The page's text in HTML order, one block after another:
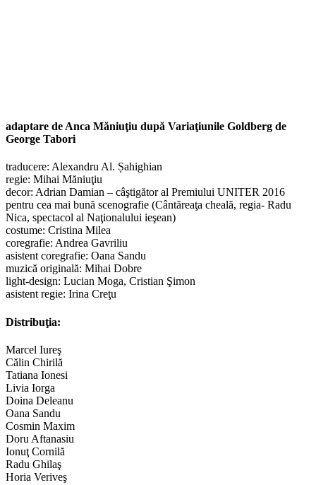
adaptare de Anca Măniuţiu după Variaţiunile Goldberg de
George Tabori
traducere: Alexandru Al. Șahighian
regie: Mihai Măniuţiu
decor: Adrian Damian – câştigător al Premiului UNITER 2016
pentru cea mai bună scenografie (Cântăreaţa cheală, regia- Radu
Nica, spectacol al Naţionalului ieşean)
costume: Cristina Milea
coregrafie: Andrea Gavriliu
asistent coregrafie: Oana Sandu
muzică originală: Mihai Dobre
light-design: Lucian Moga, Cristian Şimon
asistent regie: Irina Creţu
Distribuţia:
Marcel Iureş
Călin Chirilă
Tatiana Ionesi
Livia Iorga
Doina Deleanu
Oana Sandu
Cosmin Maxim
Doru Aftanasiu
Ionuţ Cornilă
Radu Ghilaş
Horia Veriveş